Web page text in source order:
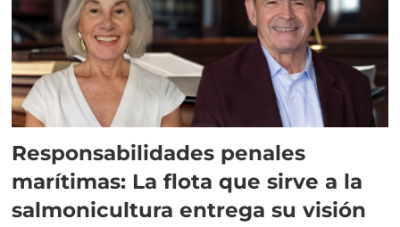
Responsabilidades penales
marítimas: La flota que sirve a la
salmonicultura entrega su visión